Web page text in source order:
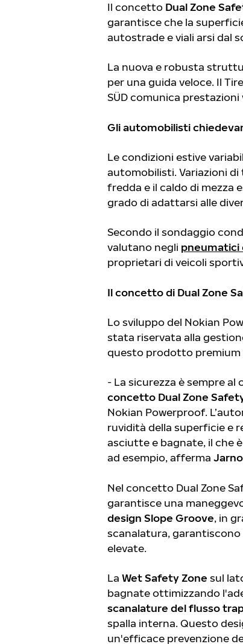
Il concetto Dual Zone
garantisce che la
autostrade e viali arsi dal
La nuova e robusta
per una guida veloce. Il
SÜD comunica
Gli automobilisti
Le condizioni estive
automobilisti. Variazioni
fredda e il caldo di mezza
grado di adattarsi alle
Secondo il sondaggio
valutano negli pneumatici
proprietari di veicoli
Il concetto di Dual Zone
Lo sviluppo del Nokian
stata riservata alla
questo prodotto premium
- La sicurezza è sempre
concetto Dual Zone
Nokian Powerproof.
ruvidità della superficie e
asciutte e bagnate, il che
ad esempio, afferma
Nel concetto Dual Zone
garantisce una
design Slope Groove, in
scanalatura,
elevate.
La Wet Safety Zone sul
bagnate ottimizzando
scanalature del flusso
spalla interna. Questo
un'efficace prevenzione